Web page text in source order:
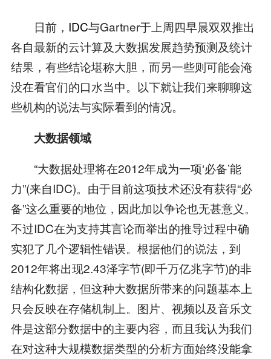
日前， IDC与Gartner于上周四早晨双双推出
各自最新的云计算及大数据发展趋势预测及统计
结果，有些结论堪称大胆，而另一些则可能会淹
没在看官们的口水当中。以下就让我们来聊聊这
些机构的说法与实际看到的情况。
大数据领域
“大数据处理将在2012年成为一项‘必备’能
力”(来自IDC)。由于目前这项技术还没有获得“必
备”这么重要的地位，因此加以争论也无甚意义。
不过IDC在为支持其言论而举出的推导过程中确
实犯了几个逻辑性错误。根据他们的说法，到
2012年将出现2.43泽字节(即千万亿兆字节)的非
结构化数据，但这种大数据所带来的问题基本上
只会反映在存储机制上。图片、视频以及音乐文
件是这部分数据中的主要内容，而且我认为我们
在对这种大规模数据类型的分析方面始终没能拿